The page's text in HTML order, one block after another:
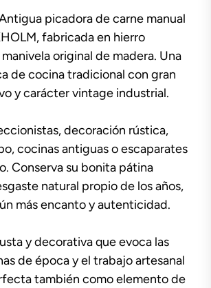
picadora de carne manual
fabricada en hierro
original de madera. Una
de cocina tradicional con gran
y carácter vintage industrial.
decoración rústica,
cocinas antiguas o escaparates
Conserva su bonita pátina
natural propio de los años,
más encanto y autenticidad.
y decorativa que evoca las
de época y el trabajo artesanal
también como elemento de